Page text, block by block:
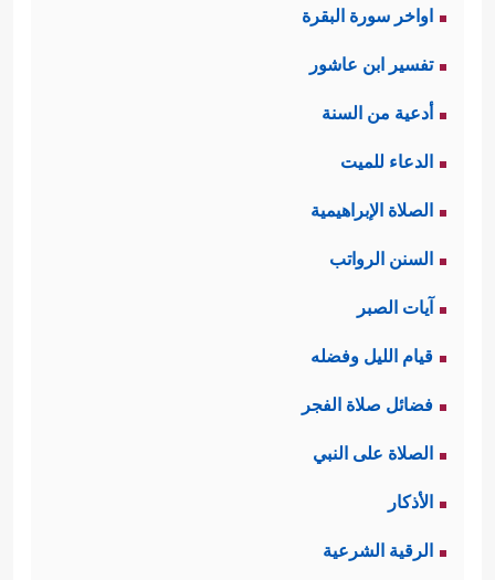
اواخر سورة البقرة
تفسير ابن عاشور
أدعية من السنة
الدعاء للميت
الصلاة الإبراهيمية
السنن الرواتب
آيات الصبر
قيام الليل وفضله
فضائل صلاة الفجر
الصلاة على النبي
الأذكار
الرقية الشرعية